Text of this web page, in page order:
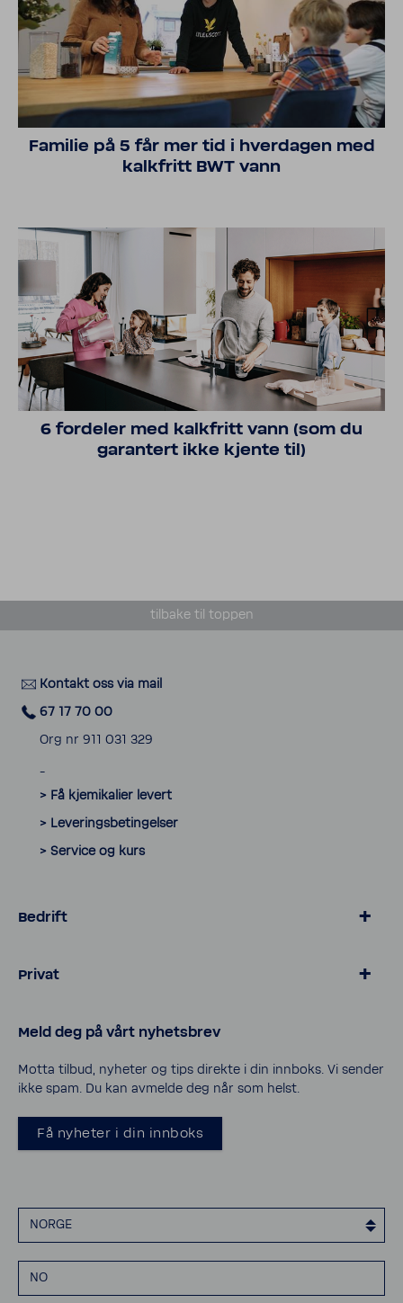
Familie på 5 får mer tid i hverdagen med
kalkfritt BWT vann
6 fordeler med kalkfritt vann (som du
garantert ikke kjente til)
tilbake til toppen
Kontakt oss via mail
67 17 70 00
Org nr 911 031 329
> Få kjemikalier levert
> Leveringsbetingelser
> Service og kurs
Bedrift
> Eiendom & industri
_
> Rørlegger kurs
> Bli forhandler
Privat
> Basseng og bassengvann
> Vannrensing hus og hytte
_
> Cookies
> Personvern
> Erklæring om tilgjengelighet
Meld deg på vårt nyhetsbrev
Motta tilbud, nyheter og tips direkte i din innboks. Vi sender
ikke spam. Du kan avmelde deg når som helst.
Få nyheter i din innboks
NORGE
NO